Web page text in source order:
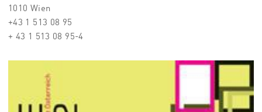
1010 Wien
+43 1 513 08 95
+ 43 1 513 08 95-4